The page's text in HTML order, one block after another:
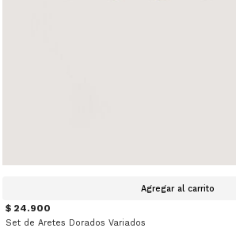
Agregar al carrito
$ 24.900
Set de Aretes Dorados Variados